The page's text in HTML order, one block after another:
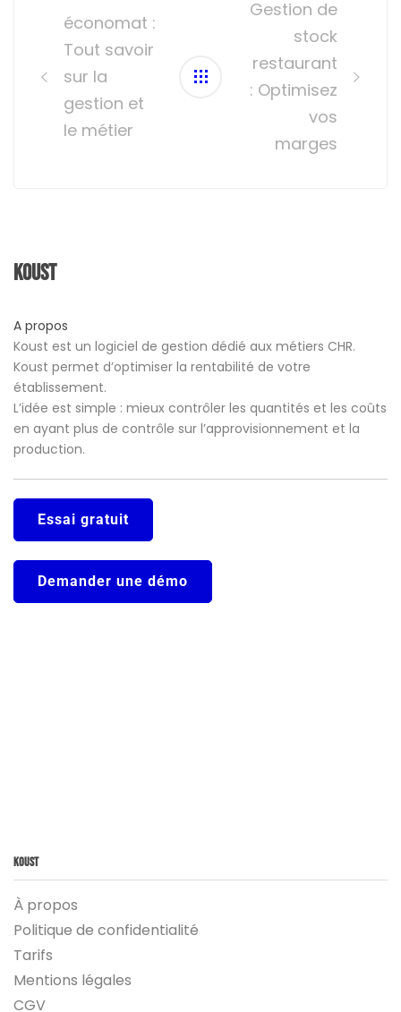
économat :
Tout savoir
sur la
gestion et
le métier
Gestion de
stock
restaurant
: Optimisez
vos
marges
Koust
A propos
Koust est un logiciel de gestion dédié aux métiers CHR.
Koust permet d’optimiser la rentabilité de votre
établissement.
L’idée est simple : mieux contrôler les quantités et les coûts
en ayant plus de contrôle sur l’approvisionnement et la
production.
Essai gratuit
Demander une démo
Koust
À propos
Politique de confidentialité
Tarifs
Mentions légales
CGV